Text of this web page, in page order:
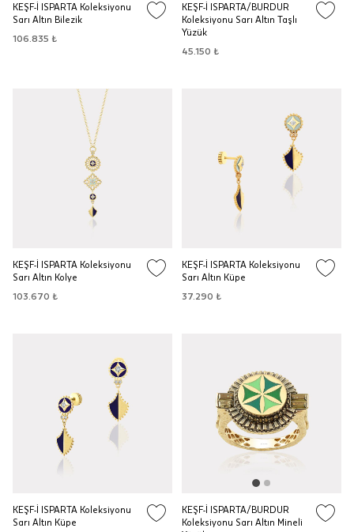
KEŞF-İ ISPARTA Koleksiyonu
Sarı Altın Bilezik
106.835 ₺
KEŞF-İ ISPARTA/BURDUR
Koleksiyonu Sarı Altın Taşlı
Yüzük
45.150 ₺
KEŞF-İ ISPARTA Koleksiyonu
Sarı Altın Kolye
103.670 ₺
KEŞF-İ ISPARTA Koleksiyonu
Sarı Altın Küpe
37.290 ₺
KEŞF-İ ISPARTA Koleksiyonu
Sarı Altın Küpe
KEŞF-İ ISPARTA/BURDUR
Koleksiyonu Sarı Altın Mineli